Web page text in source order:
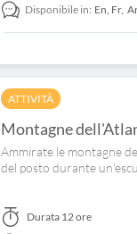
Disponibile in: En, Fr,
ATTIVITÀ
Montagne
Ammirate le montagne
del posto durante
Durata 12 ore